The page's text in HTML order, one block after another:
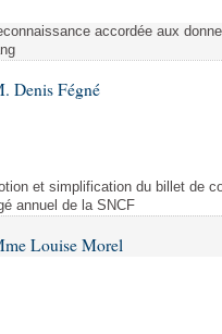
accordée aux
Denis Fégné
et simplification du billet de
annuel de la SNCF
Louise Morel